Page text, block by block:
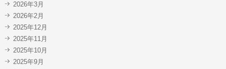
2026年3月
2026年2月
2025年12月
2025年11月
2025年10月
2025年9月